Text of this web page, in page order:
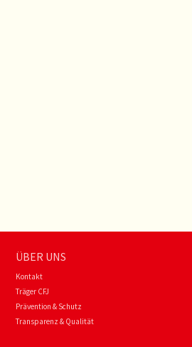
ÜBER UNS
Kontakt
Träger CFJ
Prävention & Schutz
Transparenz & Qualität